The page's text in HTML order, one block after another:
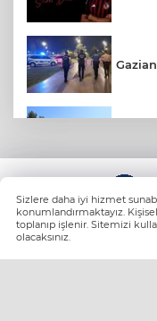
Sizlere daha iyi hizmet
konumlandırmaktayız.
toplanıp işlenir. Sitemizi
olacaksınız.